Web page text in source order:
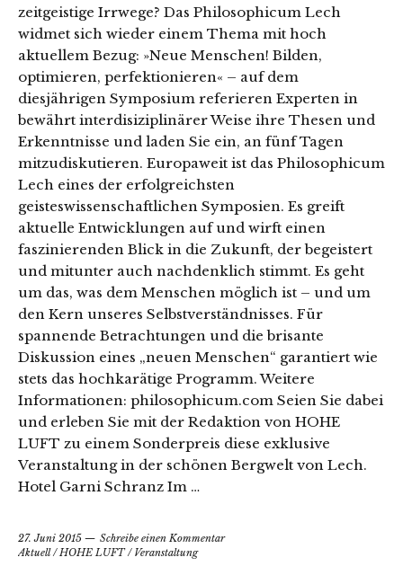
zeitgeistige Irrwege? Das Philosophicum Lech
widmet sich wieder einem Thema mit hoch
aktuellem Bezug: »Neue Menschen! Bilden,
optimieren, perfektionieren« – auf dem
diesjährigen Symposium referieren Experten in
bewährt interdisiziplinärer Weise ihre Thesen und
Erkenntnisse und laden Sie ein, an fünf Tagen
mitzudiskutieren. Europaweit ist das Philosophicum
Lech eines der erfolgreichsten
geisteswissenschaftlichen Symposien. Es greift
aktuelle Entwicklungen auf und wirft einen
faszinierenden Blick in die Zukunft, der begeistert
und mitunter auch nachdenklich stimmt. Es geht
um das, was dem Menschen möglich ist – und um
den Kern unseres Selbstverständnisses. Für
spannende Betrachtungen und die brisante
Diskussion eines „neuen Menschen“ garantiert wie
stets das hochkarätige Programm. Weitere
Informationen: philosophicum.com Seien Sie dabei
und erleben Sie mit der Redaktion von HOHE
LUFT zu einem Sonderpreis diese exklusive
Veranstaltung in der schönen Bergwelt von Lech.
Hotel Garni Schranz Im …
27. Juni 2015
Schreibe einen Kommentar
Aktuell/HOHE LUFT/ Veranstaltung